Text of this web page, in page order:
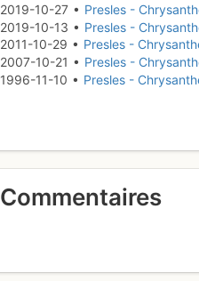
2019-10-27 • Presles -
2019-10-13 • Presles -
2011-10-29 • Presles -
2007-10-21 • Presles -
1996-11-10 • Presles -
Commentaires